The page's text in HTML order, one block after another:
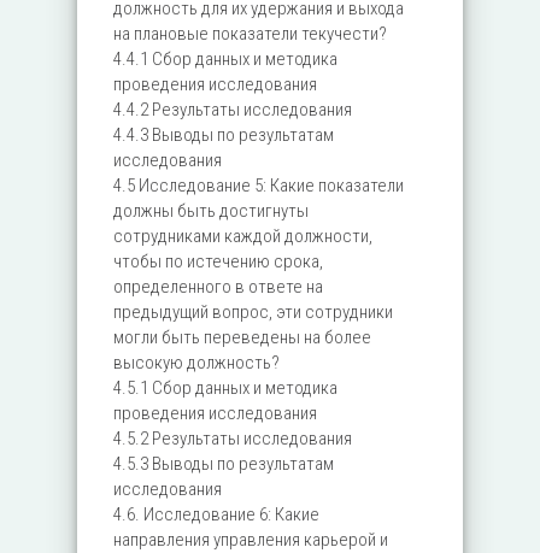
должность для их удержания и выхода
на плановые показатели текучести?
4.4.1 Сбор данных и методика
проведения исследования
4.4.2 Результаты исследования
4.4.3 Выводы по результатам
исследования
4.5 Исследование 5: Какие показатели
должны быть достигнуты
сотрудниками каждой должности,
чтобы по истечению срока,
определенного в ответе на
предыдущий вопрос, эти сотрудники
могли быть переведены на более
высокую должность?
4.5.1 Сбор данных и методика
проведения исследования
4.5.2 Результаты исследования
4.5.3 Выводы по результатам
исследования
4.6. Исследование 6: Какие
направления управления карьерой и